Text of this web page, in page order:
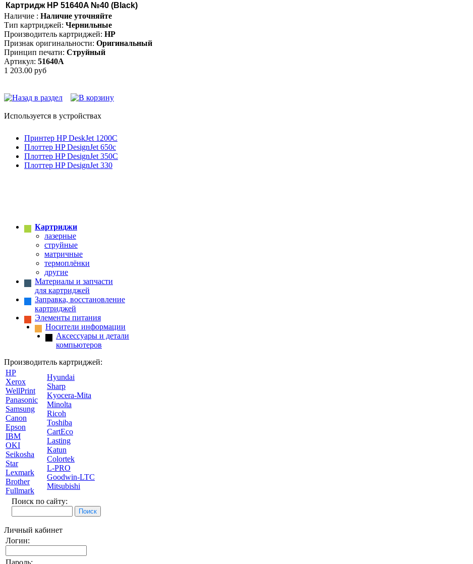
Картридж HP 51640A №40 (Black)
Наличие : Наличие уточняйте
Тип картриджей: Чернильные
Производитель картриджей: HP
Признак оригинальности: Оригинальный
Принцип печати: Струйный
Артикул: 51640A
1 203.00 руб
Используется в устройствах
Принтер HP DeskJet 1200C
Плоттер HP DesignJet 650c
Плоттер HP DesignJet 350C
Плоттер HP DesignJet 330
Картриджи
лазерные
струйные
матричные
термоплёнки
другие
Материалы и запчасти
для картриджей
Заправка, восстановление
картриджей
Элементы питания
Носители информации
Аксессуары и детали
компьютеров
Производитель картриджей:
HP
Xerox
WellPrint
Panasonic
Samsung
Canon
Epson
IBM
OKI
Seikosha
Star
Lexmark
Brother
Fullmark
Hyundai
Sharp
Kyocera-Mita
Minolta
Ricoh
Toshiba
CartEco
Lasting
Katun
Colortek
L-PRO
Goodwin-LTC
Mitsubishi
Поиск по сайту:
Личный кабинет
Логин:
Пароль: